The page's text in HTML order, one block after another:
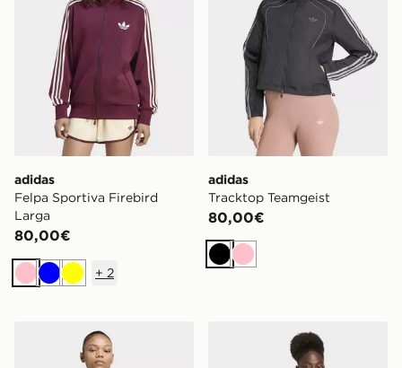
adidas
Felpa Sportiva Firebird
Larga
80,00€
RosaBluGiallo
+ 2
adidas
Tracktop Teamgeist
80,00€
NeroRosa
adidas Track Top Essentials Seamlessadidas Track Top Og